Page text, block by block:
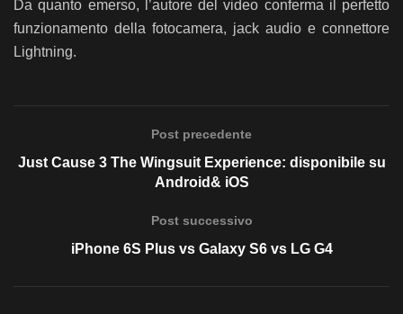
Da quanto emerso, l’autore del video conferma il perfetto
funzionamento della fotocamera, jack audio e connettore
Lightning.
Post precedente
Just Cause 3 The Wingsuit Experience: disponibile su
Android& iOS
Post successivo
iPhone 6S Plus vs Galaxy S6 vs LG G4